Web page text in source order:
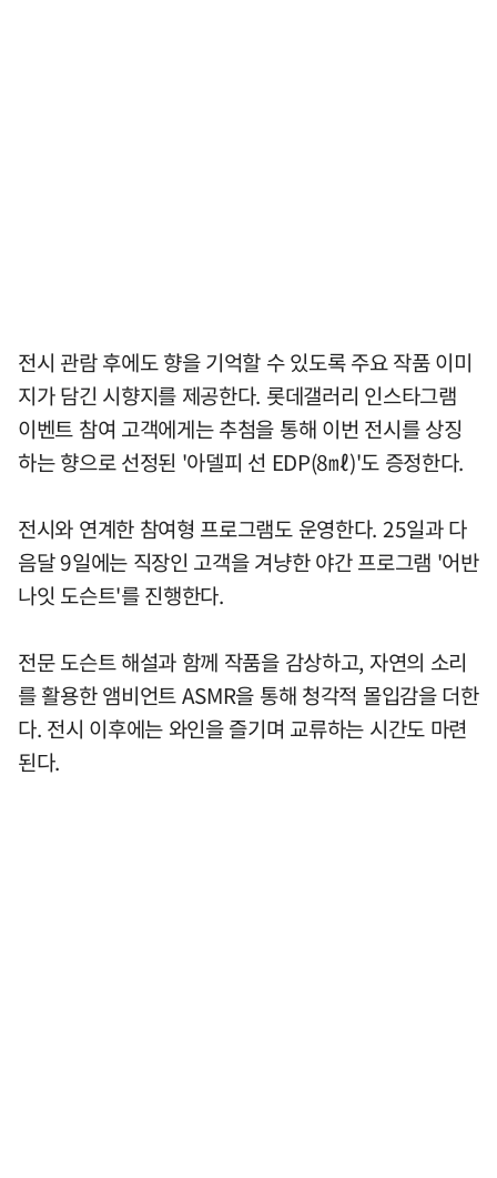
전시 관람 후에도 향을 기억할 수 있도록 주요 작품 이미
지가 담긴 시향지를 제공한다. 롯데갤러리 인스타그램
이벤트 참여 고객에게는 추첨을 통해 이번 전시를 상징
하는 향으로 선정된 '아델피 선 EDP(8㎖)'도 증정한다.
전시와 연계한 참여형 프로그램도 운영한다. 25일과 다
음달 9일에는 직장인 고객을 겨냥한 야간 프로그램 '어반
나잇 도슨트'를 진행한다.
전문 도슨트 해설과 함께 작품을 감상하고, 자연의 소리
를 활용한 앰비언트 ASMR을 통해 청각적 몰입감을 더한
다. 전시 이후에는 와인을 즐기며 교류하는 시간도 마련
된다.